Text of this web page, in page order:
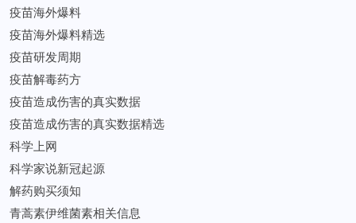
疫苗海外爆料
疫苗海外爆料精选
疫苗研发周期
疫苗解毒药方
疫苗造成伤害的真实数据
疫苗造成伤害的真实数据精选
科学上网
科学家说新冠起源
解药购买须知
青蒿素伊维菌素相关信息